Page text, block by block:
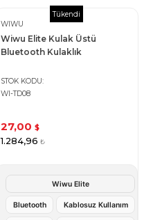
Tükendi
WIWU
Wiwu Elite Kulak Üstü
Bluetooth Kulaklık
STOK KODU
WI-TD08
27,00 $
1.284,96 ₺
Wiwu Elite
Bluetooth Kablosuz Kullanım